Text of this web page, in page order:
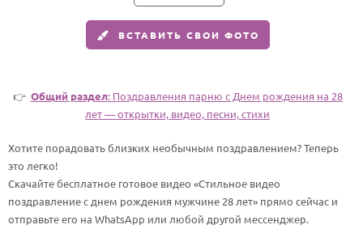
Женщине
Маме
Детям
Все родственники
ПЕРСОНАЛЬНЫЕ
ВСТАВИТЬ СВОИ ФОТО
👉 Общий раздел: Поздравления парню c Днем рождения на 28
лет — открытки, видео, песни, стихи
Хотите порадовать близких необычным поздравлением? Теперь
это легко!
Скачайте бесплатное готовое видео «Стильное видео
поздравление с днем рождения мужчине 28 лет» прямо сейчас и
отправьте его на WhatsApp или любой другой мессенджер.